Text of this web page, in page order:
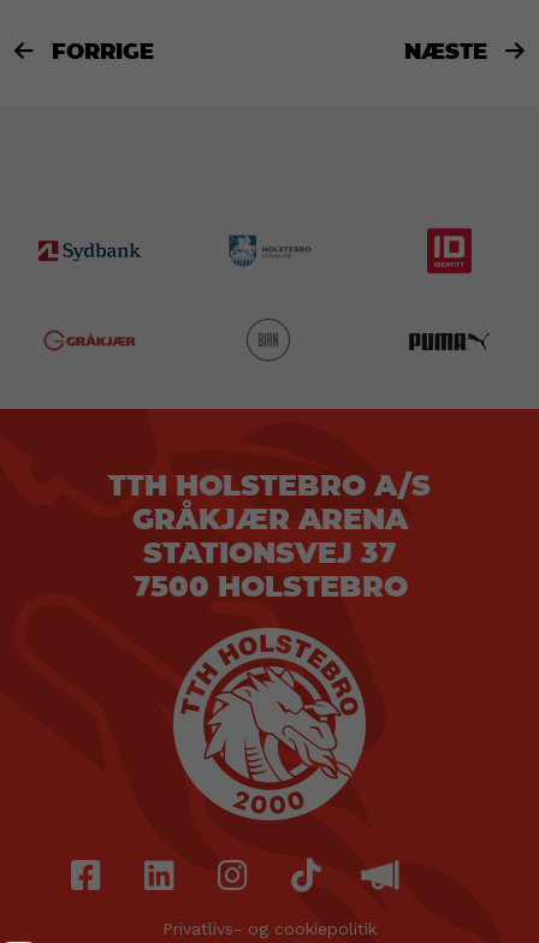
 FORRIGE NÆSTE 
TTH HOLSTEBRO A/S
GRÅKJÆR ARENA
STATIONSVEJ 37
7500 HOLSTEBRO
Privatlivs- og cookiepolitik